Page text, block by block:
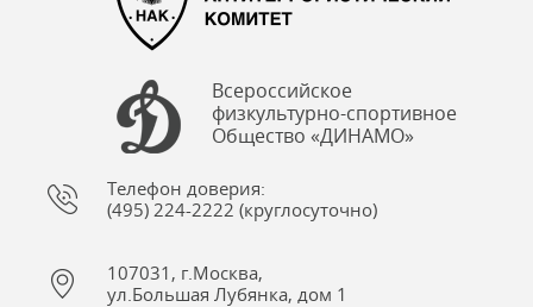
Всероссийское
физкультурно-спортивное
Общество «ДИНАМО»
Телефон доверия:
(495) 224-2222 (круглосуточно)
107031, г.Москва,
ул.Большая Лубянка, дом 1